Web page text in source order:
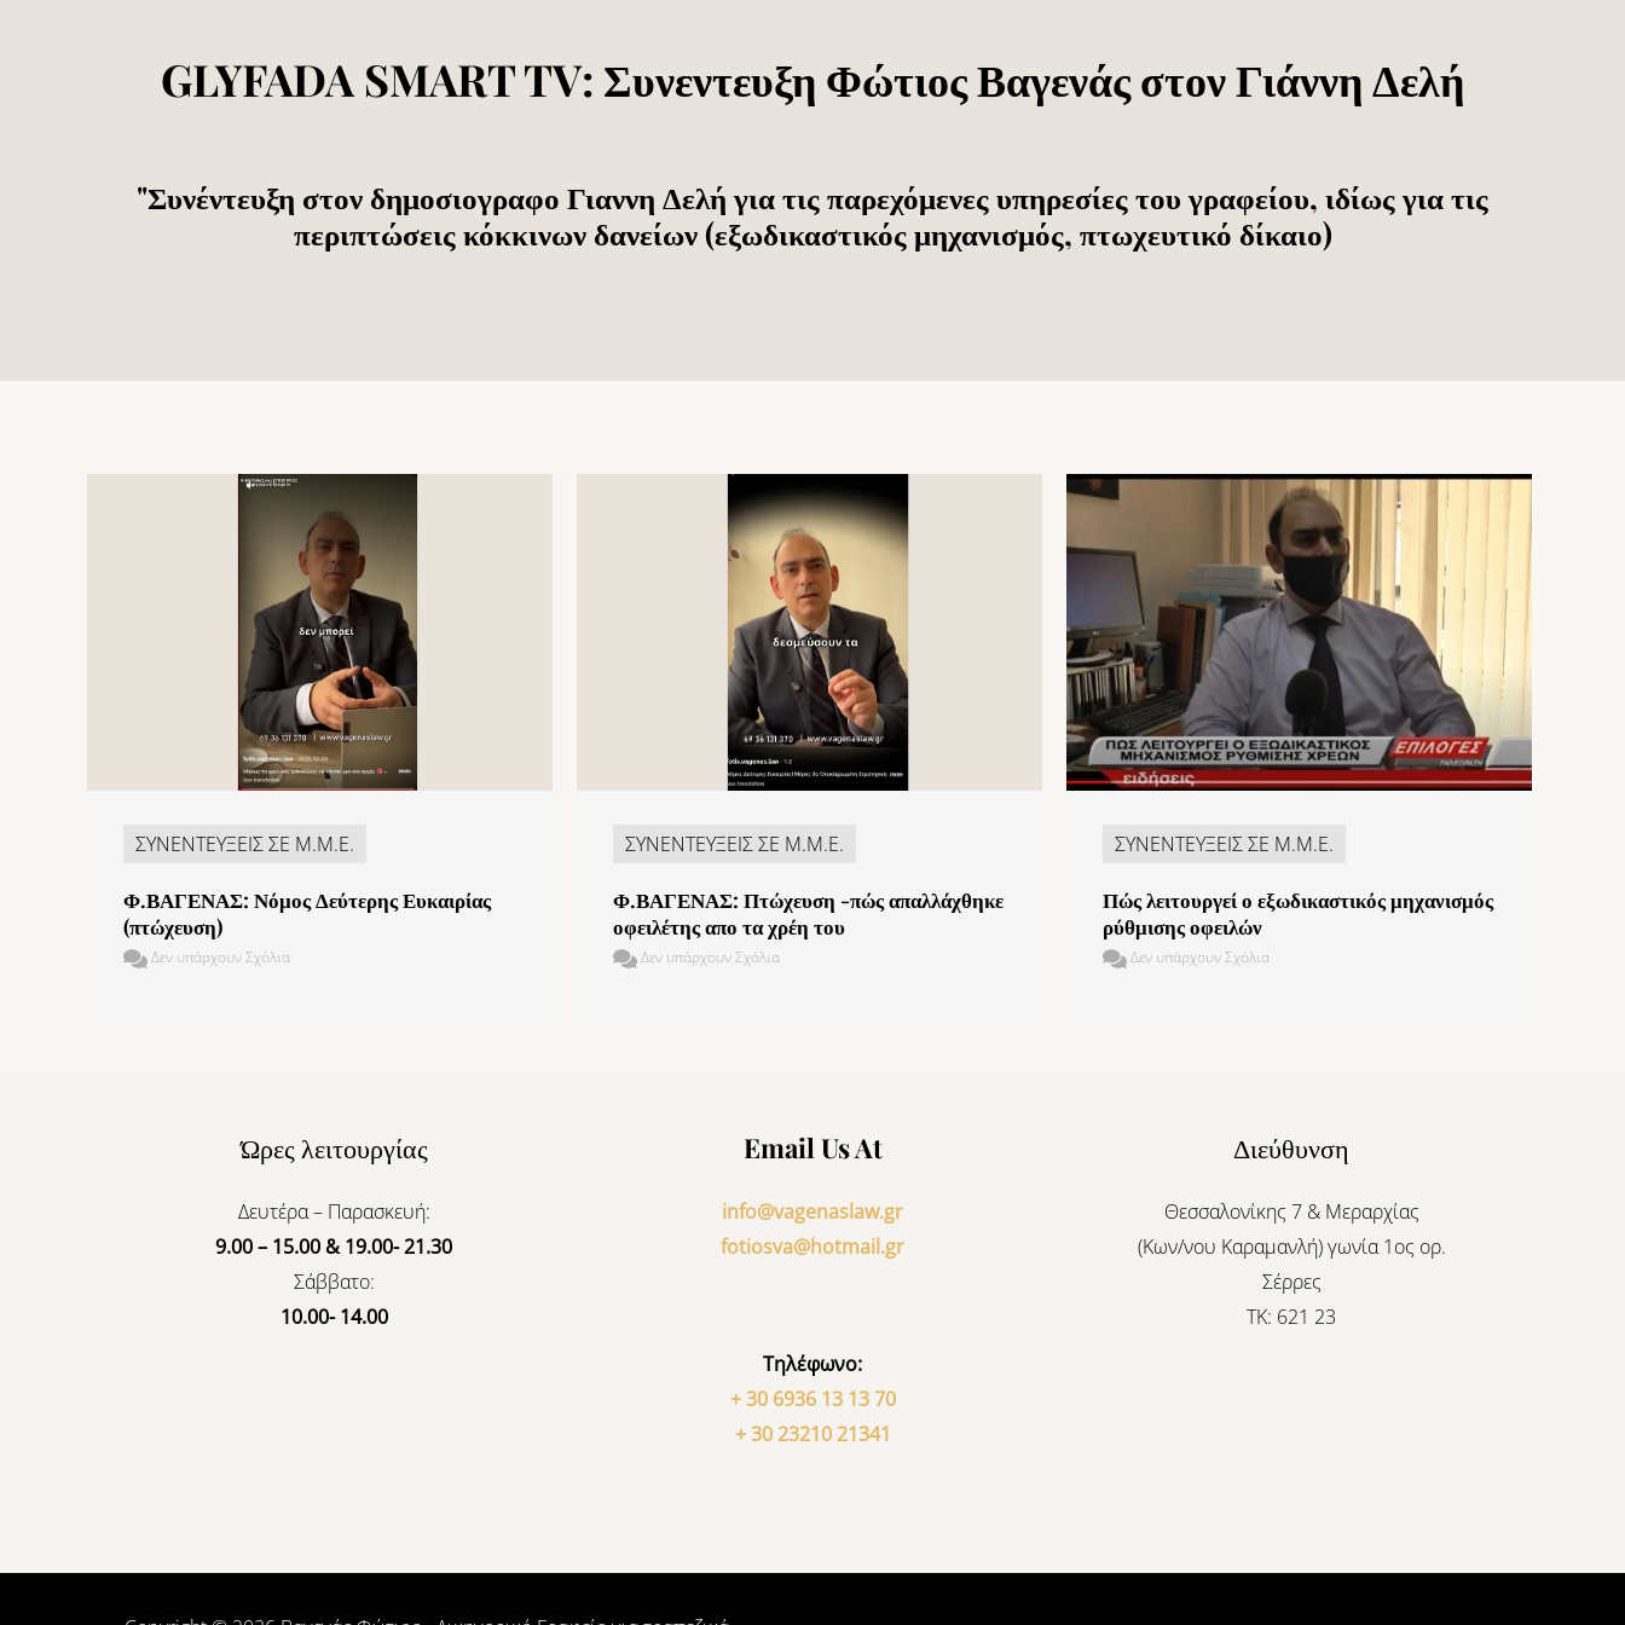
GLYFADA SMART TV: Συνεντευξη Φώτιος Βαγενάς στον Γιάννη Δελή
"Συνέντευξη στον δημοσιογραφο Γιαννη Δελή για τις παρεχόμενες υπηρεσίες του γραφείου, ιδίως για τις
περιπτώσεις κόκκινων δανείων (εξωδικαστικός μηχανισμός, πτωχευτικό δίκαιο)
ΣΥΝΕΝΤΕΥΞΕΙΣ ΣΕ Μ.Μ.Ε.
Φ.ΒΑΓΕΝΑΣ: Νόμος Δεύτερης Ευκαιρίας
(πτώχευση)
Δεν υπάρχουν Σχόλια
ΣΥΝΕΝΤΕΥΞΕΙΣ ΣΕ Μ.Μ.Ε.
Φ.ΒΑΓΕΝΑΣ: Πτώχευση -πώς απαλλάχθηκε
οφειλέτης απο τα χρέη του
Δεν υπάρχουν Σχόλια
ΣΥΝΕΝΤΕΥΞΕΙΣ ΣΕ Μ.Μ.Ε.
Πώς λειτουργεί ο εξωδικαστικός μηχανισμός
ρύθμισης οφειλών
Δεν υπάρχουν Σχόλια
Ώρες λειτουργίας
Δευτέρα – Παρασκευή:
9.00 – 15.00 & 19.00- 21.30
Σάββατο:
10.00- 14.00
Email Us At
info@vagenaslaw.gr
fotiosva@hotmail.gr
Τηλέφωνο:
+ 30 6936 13 13 70
+ 30 23210 21341
Διεύθυνση
Θεσσαλονίκης 7 & Μεραρχίας
(Κων/νου Καραμανλή) γωνία 1ος ορ.
Σέρρες
ΤΚ: 621 23